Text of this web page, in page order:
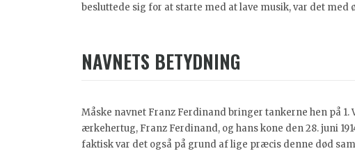
besluttede sig for at starte med at lave musik, var det
NAVNETS BETYDNING
Måske navnet Franz Ferdinand bringer tankerne hen på
ærkehertug, Franz Ferdinand, og hans kone den 28. juni
faktisk var det også på grund af lige præcis denne død